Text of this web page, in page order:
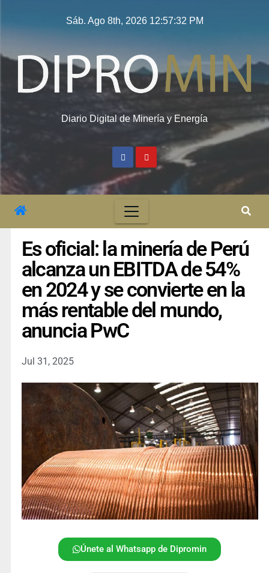
Sáb. Ago 8th, 2026 12:57:33 PM
Diario Digital de Minería y Energía
Es oficial: la minería de Perú
alcanza un EBITDA de 54%
en 2024 y se convierte en la
más rentable del mundo,
anuncia PwC
Jul 31, 2025
Únete al Whatsapp de Dipromin